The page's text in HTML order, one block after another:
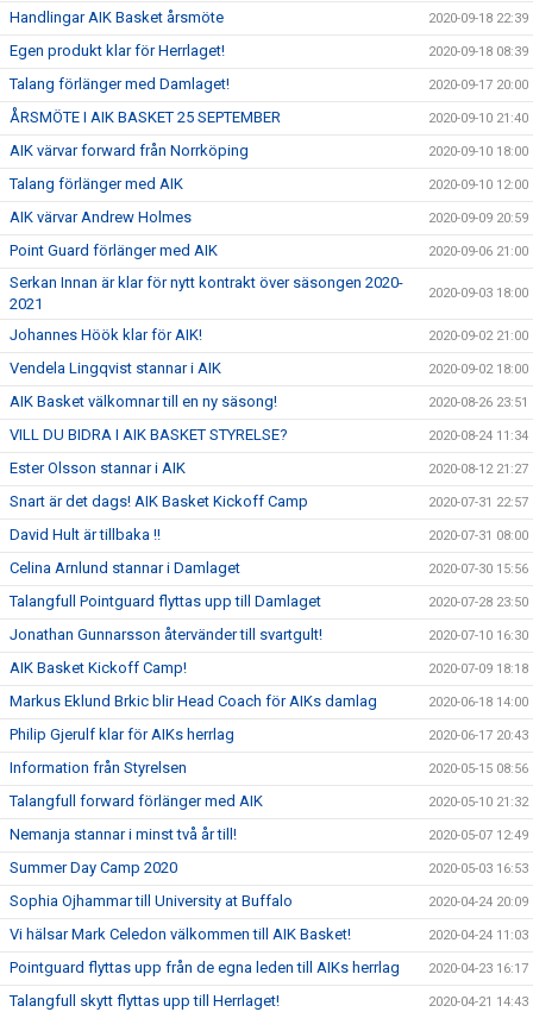
Handlingar AIK Basket årsmöte 2020-09-18 22:39
Egen produkt klar för Herrlaget! 2020-09-18 08:39
Talang förlänger med Damlaget! 2020-09-17 20:00
ÅRSMÖTE I AIK BASKET 25 SEPTEMBER 2020-09-10 21:40
AIK värvar forward från Norrköping 2020-09-10 18:00
Talang förlänger med AIK 2020-09-10 12:00
AIK värvar Andrew Holmes 2020-09-09 20:59
Point Guard förlänger med AIK 2020-09-06 21:00
Serkan Innan är klar för nytt kontrakt över säsongen 2020-
2021
2020-09-03 18:00
Johannes Höök klar för AIK! 2020-09-02 21:00
Vendela Lingqvist stannar i AIK 2020-09-02 18:00
AIK Basket välkomnar till en ny säsong! 2020-08-26 23:51
VILL DU BIDRA I AIK BASKET STYRELSE? 2020-08-24 11:34
Ester Olsson stannar i AIK 2020-08-12 21:27
Snart är det dags! AIK Basket Kickoff Camp 2020-07-31 22:57
David Hult är tillbaka !! 2020-07-31 08:00
Celina Arnlund stannar i Damlaget 2020-07-30 15:56
Talangfull Pointguard flyttas upp till Damlaget 2020-07-28 23:50
Jonathan Gunnarsson återvänder till svartgult! 2020-07-10 16:30
AIK Basket Kickoff Camp! 2020-07-09 18:18
Markus Eklund Brkic blir Head Coach för AIKs damlag 2020-06-18 14:00
Philip Gjerulf klar för AIKs herrlag 2020-06-17 20:43
Information från Styrelsen 2020-05-15 08:56
Talangfull forward förlänger med AIK 2020-05-10 21:32
Nemanja stannar i minst två år till! 2020-05-07 12:49
Summer Day Camp 2020 2020-05-03 16:53
Sophia Ojhammar till University at Buffalo 2020-04-24 20:09
Vi hälsar Mark Celedon välkommen till AIK Basket! 2020-04-24 11:03
Pointguard flyttas upp från de egna leden till AIKs herrlag 2020-04-23 16:17
Talangfull skytt flyttas upp till Herrlaget! 2020-04-21 14:43